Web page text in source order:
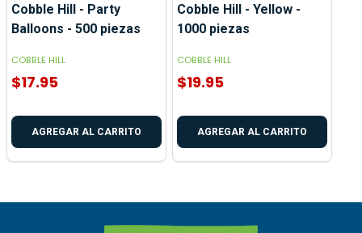
Cobble Hill - Party
Balloons - 500 piezas
COBBLE HILL
$17.95
AGREGAR AL CARRITO
Cobble Hill - Yellow -
1000 piezas
COBBLE HILL
$19.95
AGREGAR AL CARRITO